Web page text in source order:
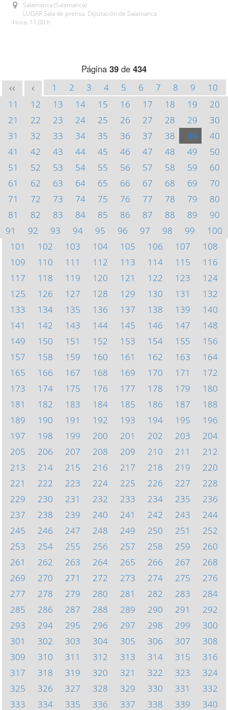
Salamanca (Salamanca)
LUGAR Sala de prensa. Diputación de Salamanca
Hora: 11:00 h.
Página 39 de 434
<< < 1 2 3 4 5 6 7 8 9
10
11
12 13 14 15 16 17 18 19
20
21
22 23 24 25 26 27 28 29
30
31
32 33 34 35 36 37 38 39
40
41
42 43 44 45 46 47 48 49
50
51
52 53 54 55 56 57 58 59
60
61
62 63 64 65 66 67 68 69
70
71
72 73 74 75 76 77 78 79
80
81
82 83 84 85 86 87 88 89
90
91
92 93 94 95 96 97 98 99
100
101
102 103 104 105 106 107
108
109
110 111 112 113 114 115
116
117
118 119 120 121 122 123
124
125
126 127 128 129 130 131
132
133
134 135 136 137 138 139
140
141
142 143 144 145 146 147
148
149
150 151 152 153 154 155
156
157
158 159 160 161 162 163
164
165
166 167 168 169 170 171
172
173
174 175 176 177 178 179
180
181
182 183 184 185 186 187
188
189
190 191 192 193 194 195
196
197
198 199 200 201 202 203
204
205
206 207 208 209 210 211
212
213
214 215 216 217 218 219
220
221
222 223 224 225 226 227
228
229
230 231 232 233 234 235
236
237
238 239 240 241 242 243
244
245
246 247 248 249 250 251
252
253
254 255 256 257 258 259
260
261
262 263 264 265 266 267
268
269
270 271 272 273 274 275
276
277
278 279 280 281 282 283
284
285
286 287 288 289 290 291
292
293
294 295 296 297 298 299
300
301
302 303 304 305 306 307
308
309
310 311 312 313 314 315
316
317
318 319 320 321 322 323
324
325
326 327 328 329 330 331
332
333
334 335 336 337 338 339 340